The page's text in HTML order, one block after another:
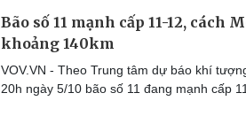
Bão số 11 mạnh cấp 11-12, cách
khoảng 140km
VOV.VN - Theo Trung tâm dự báo khí
20h ngày 5/10 bão số 11 đang mạnh cấp